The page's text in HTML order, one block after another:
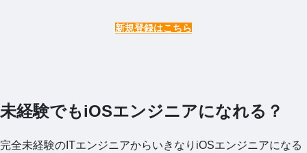
新規登録はこちら
未経験でもiOSエンジニアになれる？
完全未経験のITエンジニアからいきなりiOSエンジニアになる